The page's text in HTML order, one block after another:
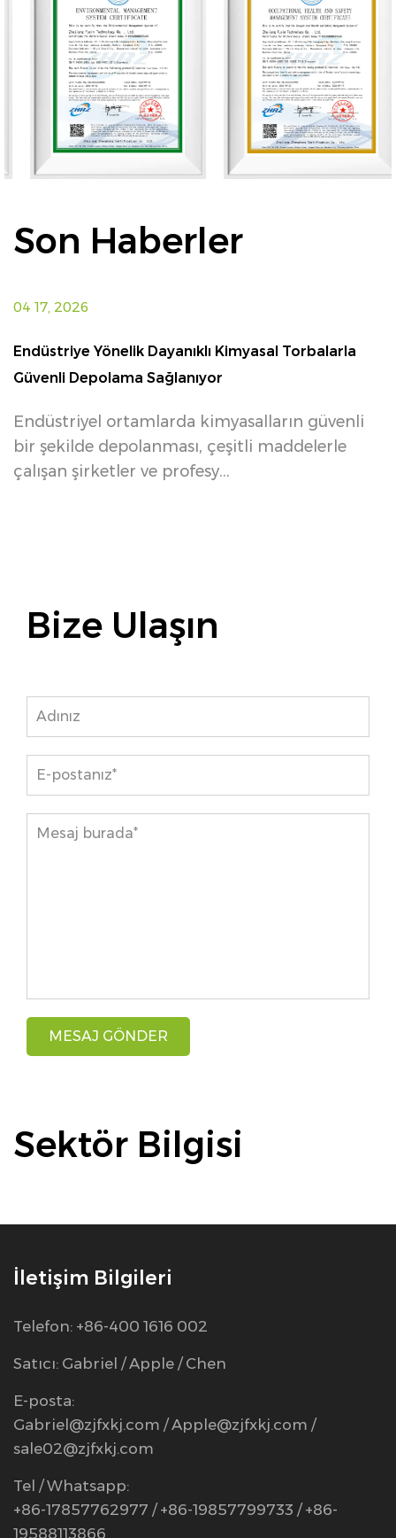
Son Haberler
04 17, 2026
Endüstriye Yönelik Dayanıklı Kimyasal Torbalarla
Güvenli Depolama Sağlanıyor
Endüstriyel ortamlarda kimyasalların güvenli
bir şekilde depolanması, çeşitli maddelerle
çalışan şirketler ve profesy...
Bize Ulaşın
Sektör Bilgisi
İletişim Bilgileri
Telefon: +86-400 1616 002
Satıcı: Gabriel / Apple / Chen
E-posta:
Gabriel@zjfxkj.com /Apple@zjfxkj.com /
sale02@zjfxkj.com
Tel / Whatsapp:
+86-17857762977 / +86-19857799733 / +86-
19588113866